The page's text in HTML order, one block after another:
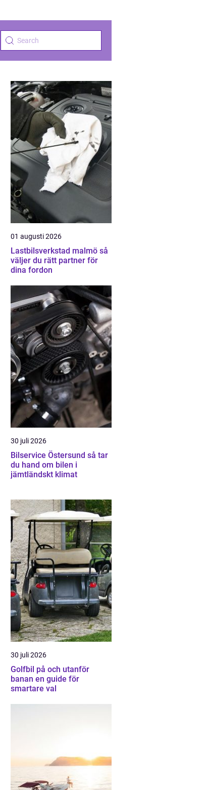
01 augusti 2026
Lastbilsverkstad malmö så
väljer du rätt partner för
dina fordon
30 juli 2026
Bilservice Östersund så tar
du hand om bilen i
jämtländskt klimat
30 juli 2026
Golfbil på och utanför
banan en guide för
smartare val